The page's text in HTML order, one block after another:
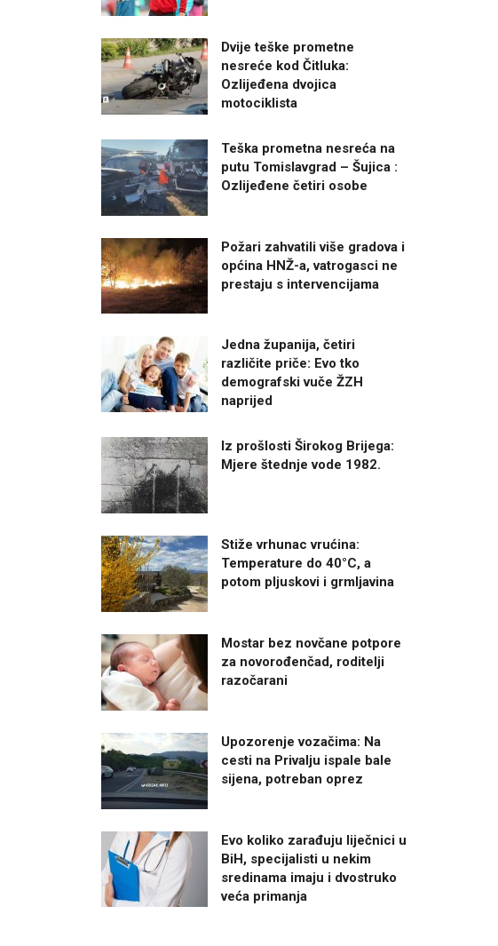
Dvije teške prometne
nesreće kod Čitluka:
Ozlijeđena dvojica
motociklista
Teška prometna nesreća na
putu Tomislavgrad – Šujica :
Ozlijeđene četiri osobe
Požari zahvatili više gradova i
općina HNŽ-a, vatrogasci ne
prestaju s intervencijama
Jedna županija, četiri
različite priče: Evo tko
demografski vuče ŽZH
naprijed
Iz prošlosti Širokog Brijega:
Mjere štednje vode 1982.
Stiže vrhunac vrućina:
Temperature do 40°C, a
potom pljuskovi i grmljavina
Mostar bez novčane potpore
za novorođenčad, roditelji
razočarani
Upozorenje vozačima: Na
cesti na Privalju ispale bale
sijena, potreban oprez
Evo koliko zarađuju liječnici u
BiH, specijalisti u nekim
sredinama imaju i dvostruko
veća primanja